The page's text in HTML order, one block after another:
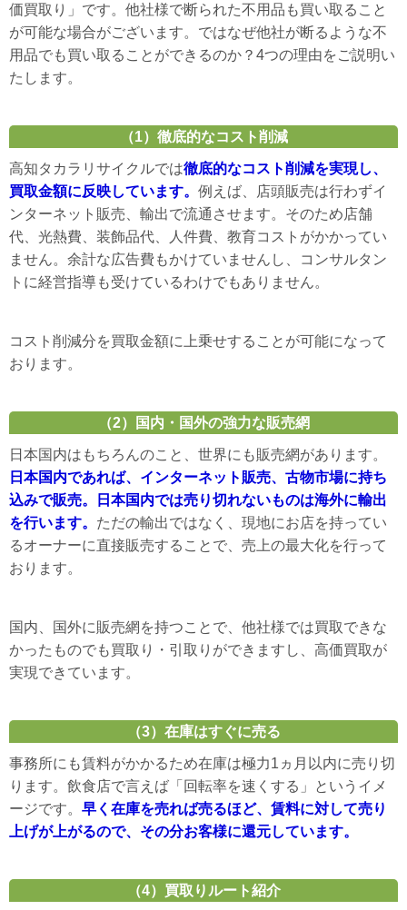
価買取り」です。他社様で断られた不用品も買い取ること
が可能な場合がございます。ではなぜ他社が断るような不
用品でも買い取ることができるのか？4つの理由をご説明い
たします。
（1）徹底的なコスト削減
高知タカラリサイクルでは徹底的なコスト削減を実現し、
買取金額に反映しています。 例えば、店頭販売は行わずイ
ンターネット販売、輸出で流通させます。そのため店舗
代、光熱費、装飾品代、人件費、教育コストがかかってい
ません。余計な広告費もかけていませんし、コンサルタン
トに経営指導も受けているわけでもありません。
コスト削減分を買取金額に上乗せすることが可能になって
おります。
（2）国内・国外の強力な販売網
日本国内はもちろんのこと、世界にも販売網があります。
日本国内であれば、インターネット販売、古物市場に持ち
込みで販売。日本国内では売り切れないものは海外に輸出
を行います。 ただの輸出ではなく、現地にお店を持ってい
るオーナーに直接販売することで、売上の最大化を行って
おります。
国内、国外に販売網を持つことで、他社様では買取できな
かったものでも買取り・引取りができますし、高価買取が
実現できています。
（3）在庫はすぐに売る
事務所にも賃料がかかるため在庫は極力1ヵ月以内に売り切
ります。飲食店で言えば「回転率を速くする」というイメ
ージです。 早く在庫を売れば売るほど、賃料に対して売り
上げが上がるので、その分お客様に還元しています。
（4）買取りルート紹介